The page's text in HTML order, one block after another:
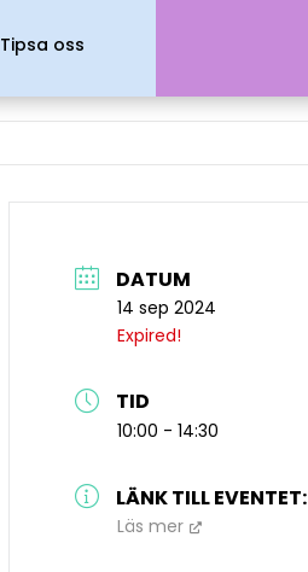
Tipsa oss
DATUM
14 sep 2024
Expired!
TID
10:00 - 14:30
LÄNK TILL EVENTET:
Läs mer